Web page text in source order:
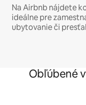
Na Airbnb nájdete
ideálne pre
ubytovanie či
Obľúbené